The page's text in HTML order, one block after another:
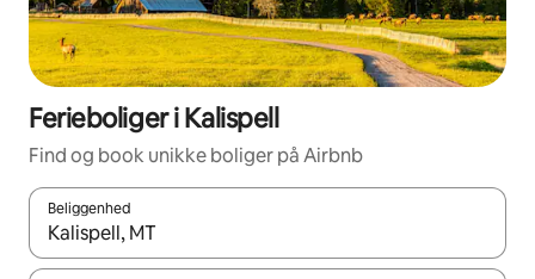
Ferieboliger i Kalispell
Find og book unikke boliger på Airbnb
Beliggenhed
Når resultaterne er tilgængelige, skal du navigere med